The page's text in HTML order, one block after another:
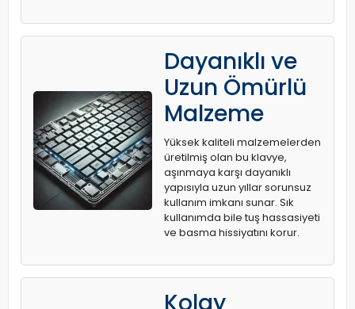
Dayanıklı ve
Uzun Ömürlü
Malzeme
Yüksek kaliteli malzemelerden
üretilmiş olan bu klavye,
aşınmaya karşı dayanıklı
yapısıyla uzun yıllar sorunsuz
kullanım imkanı sunar. Sık
kullanımda bile tuş hassasiyeti
ve basma hissiyatını korur.